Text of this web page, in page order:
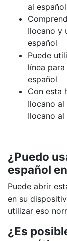
al
Ilocano y
español
Puede
línea
español
Con esta
Ilocano
Ilocano al
¿Puedo
español
Puede abrir
en su
utilizar eso
¿Es